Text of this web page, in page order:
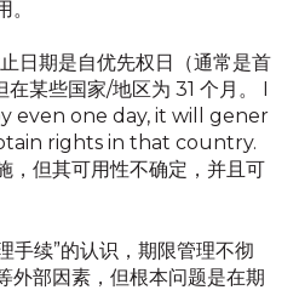
日期是自优先权日（通常是首
某些国家/地区为 31 个月。 I
even one day, it will gener
rights in that country.
，但其可用性不确定，并且可
手续”的认识，期限管理不彻
外部因素，但根本问题是在期